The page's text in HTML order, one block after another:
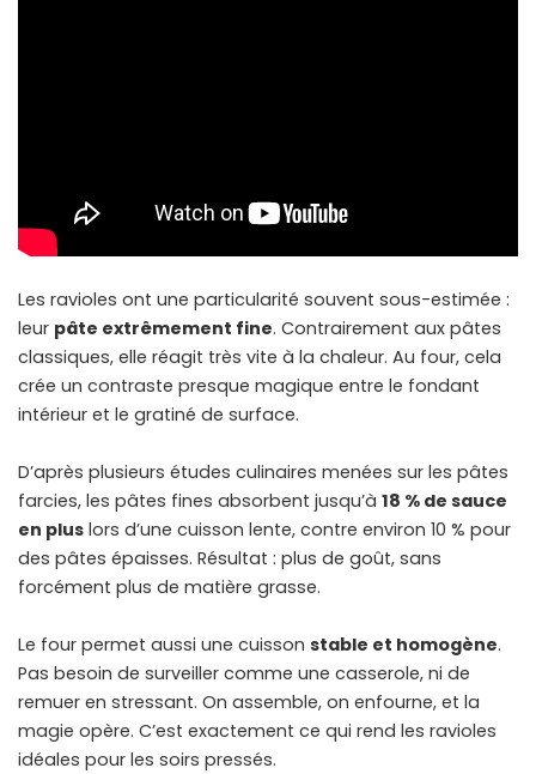
Les ravioles ont une particularité souvent sous-estimée :
leur pâte extrêmement fine. Contrairement aux pâtes
classiques, elle réagit très vite à la chaleur. Au four, cela
crée un contraste presque magique entre le fondant
intérieur et le gratiné de surface.
D’après plusieurs études culinaires menées sur les pâtes
farcies, les pâtes fines absorbent jusqu’à 18 % de sauce
en plus lors d’une cuisson lente, contre environ 10 % pour
des pâtes épaisses. Résultat : plus de goût, sans
forcément plus de matière grasse.
Le four permet aussi une cuisson stable et homogène.
Pas besoin de surveiller comme une casserole, ni de
remuer en stressant. On assemble, on enfourne, et la
magie opère. C’est exactement ce qui rend les ravioles
idéales pour les soirs pressés.